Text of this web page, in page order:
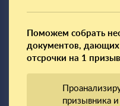
Поможем собрать
документов, дающих
отсрочки на 1
призывника